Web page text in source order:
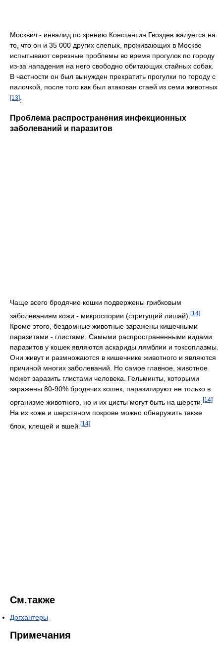
Москвич - инвалид по зрению Константин Гвоздев жалуется на
то, что он и 35 000 других слепых, проживающих в Москве
испытывают серезные проблемы во время прогулок по городу
из-за нападения на него свободно обитающих стайных собак.
В частности он был вынужден прекратить прогулки по городу с
палочкой, после того как был атакован стаей из семи животных
[13]:
Проблема распространения инфекционных
заболеваний и паразитов
Чаще всего бродячие кошки подвержены грибковым
заболеваниям кожи - микроспории (стригущий лишай). [14]
Кроме этого, бездомные животные заражены кишечными
паразитами - глистами. Самыми распространенными видами
паразитов у кошек являются аскариды лямблии и токсоплазмы.
Они живут и размножаются в кишечнике животного и являются
причиной многих заболеваний. Но самое главное, животное
может заразить глистами человека. Гельминты, которыми
заражены 80-90% бродячих кошек, паразитируют не только в
организме животного, но и их цисты могут быть на шерсти. [14]
На их коже и шерстяном покрове можно обнаружить также
блох, клещей и вшей. [14]
См.также
Догхантеры
Примечания